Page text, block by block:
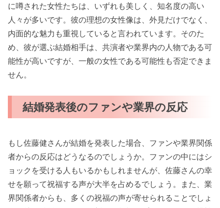
に噂された女性たちは、いずれも美しく、知名度の高い
人々が多いです。彼の理想の女性像は、外見だけでなく、
内面的な魅力も重視していると言われています。そのた
め、彼が選ぶ結婚相手は、共演者や業界内の人物である可
能性が高いですが、一般の女性である可能性も否定できま
せん。
結婚発表後のファンや業界の反応
もし佐藤健さんが結婚を発表した場合、ファンや業界関係
者からの反応はどうなるのでしょうか。ファンの中にはシ
ョックを受ける人もいるかもしれませんが、佐藤さんの幸
せを願って祝福する声が大半を占めるでしょう。また、業
界関係者からも、多くの祝福の声が寄せられることでしょ